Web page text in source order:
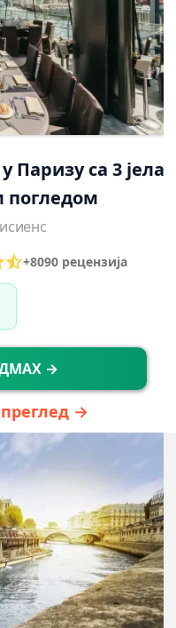
Паризу са 3 јела
погледом
+8090 рецензија
→
→